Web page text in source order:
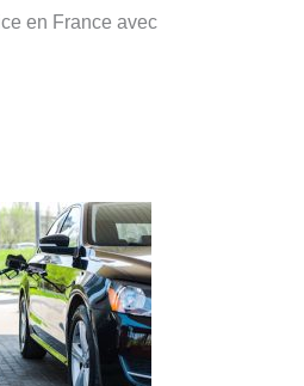
en France avec